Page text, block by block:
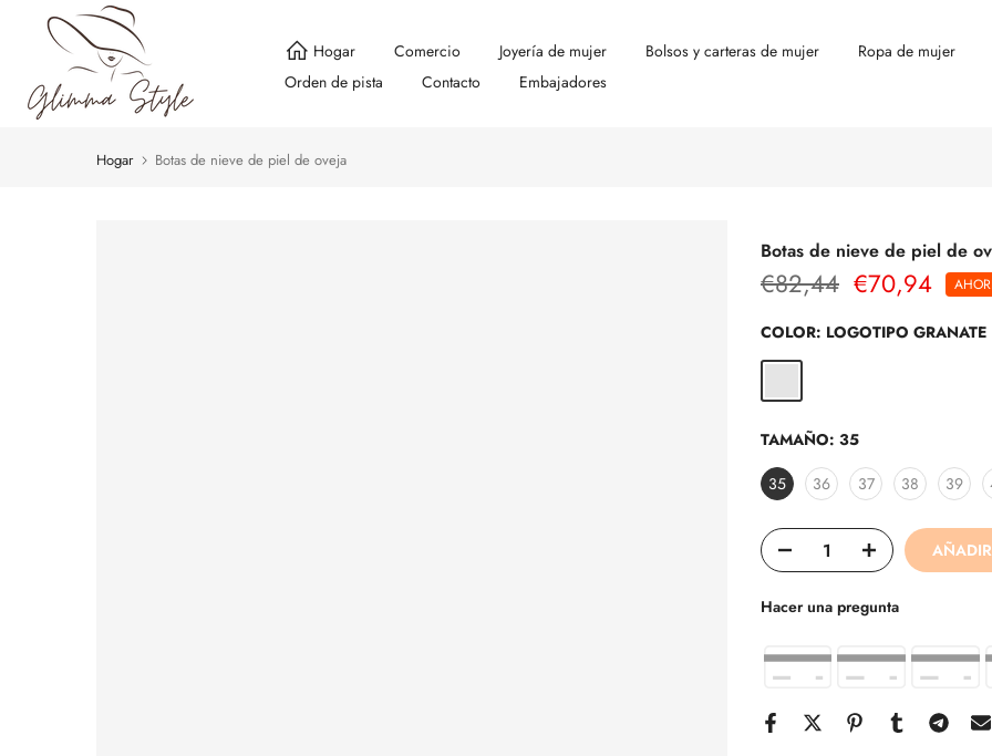
saltar
contenido
Hogar Comercio Joyería de mujer Bolsos y carteras de mujer
Ropa de mujer
Orden de pista
Contacto Embajadores
Hogar Botas de nieve de piel de oveja
Botas de nieve de piel de
€82,44 €70,94
COLOR: LOGOTIPO GRANATE
TAMAÑO: 35
35
36 37 38 39
Hacer una pregunta